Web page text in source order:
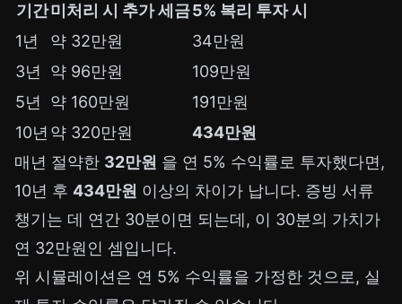
기간미처리 시 추가 세금5% 복리 투자 시
1년
약 32만원
34만원
3년
약 96만원
109만원
5년
약 160만원
191만원
10년 약 320만원
434만원
매년 절약한 32만원 을 연 5% 수익률로 투자했다면,
10년 후 434만원 이상의 차이가 납니다. 증빙 서류
챙기는 데 연간 30분이면 되는데, 이 30분의 가치가
연 32만원인 셈입니다.
위 시뮬레이션은 연 5% 수익률을 가정한 것으로, 실